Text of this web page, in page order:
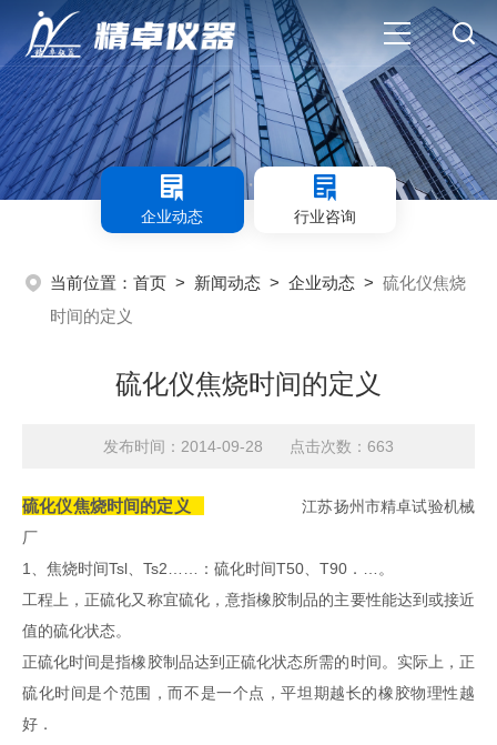
企业动态 行业咨询
当前位置： 首页 > 新闻动态 > 企业动态 > 硫化仪焦烧
时间的定义
硫化仪焦烧时间的定义
发布时间：2014-09-28 点击次数：663
硫化仪焦烧时间的定义
江苏扬州市精卓试验机械
厂
1、焦烧时间Tsl、Ts2……：硫化时间T50、T90．…。
工程上，正硫化又称宜硫化，意指橡胶制品的主要性能达到或接近
值的硫化状态。
正硫化时间是指橡胶制品达到正硫化状态所需的时间。实际上，正
硫化时间是个范围，而不是一个点，平坦期越长的橡胶物理性越
好．